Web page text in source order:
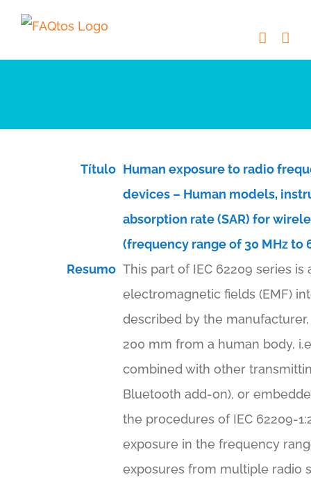
Skip
content
Título Human exposure to radio
devices – Human models,
absorption rate (SAR) for
(frequency range of 30 MHz to
Resumo This part of IEC 62209 series
electromagnetic fields (EMF)
described by the
200 mm from a human body,
combined with other
Bluetooth add-on), or
the procedures of IEC 62209-
exposure in the frequency
exposures from multiple radio